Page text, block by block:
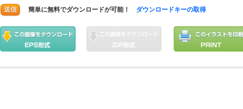
送信 簡単に無料でダウンロードが可能！ ダウンロードキーの取得